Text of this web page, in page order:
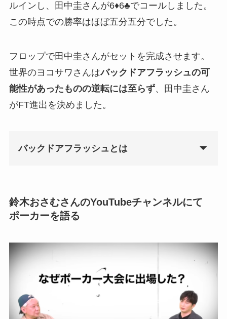
ルインし、田中圭さんが6♦6♣でコールしました。
この時点での勝率はほぼ五分五分でした。
フロップで田中圭さんがセットを完成させます。
世界のヨコサワさんはバックドアフラッシュの可
能性があったものの逆転には至らず、田中圭さん
がFT進出を決めました。
バックドアフラッシュとは
鈴木おさむさんのYouTubeチャンネルにて
ポーカーを語る